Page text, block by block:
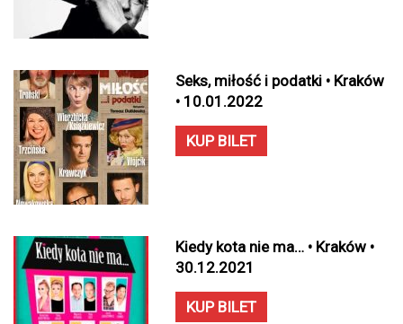
Seks, miłość i podatki • Kraków
• 10.01.2022
KUP BILET
Kiedy kota nie ma… • Kraków •
30.12.2021
KUP BILET